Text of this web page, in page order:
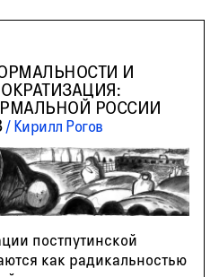
И
РОССИИ
Кирилл Рогов
постпутинской
как радикальностью